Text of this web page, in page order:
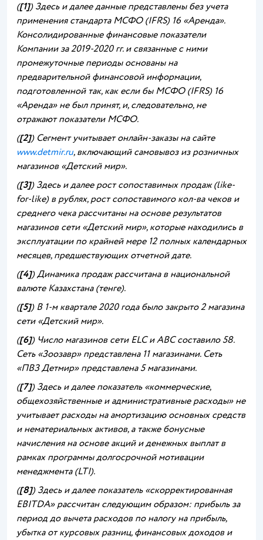
([1]) Здесь и далее данные представлены без учета
применения стандарта МСФО (IFRS) 16 «Аренда».
Консолидированные финансовые показатели
Компании за 2019-2020 гг. и связанные с ними
промежуточные периоды основаны на
предварительной финансовой информации,
подготовленной так, как если бы МСФО (IFRS) 16
«Аренда» не был принят, и, следовательно, не
отражают показатели МСФО.
([2]) Сегмент учитывает онлайн-заказы на сайте
www.detmir.ru, включающий самовывоз из розничных
магазинов «Детский мир».
([3]) Здесь и далее рост сопоставимых продаж (like-
for-like) в рублях, рост сопоставимого кол-ва чеков и
среднего чека рассчитаны на основе результатов
магазинов сети «Детский мир», которые находились в
эксплуатации по крайней мере 12 полных календарных
месяцев, предшествующих отчетной дате.
([4]) Динамика продаж рассчитана в национальной
валюте Казахстана (тенге).
([5]) В 1-м квартале 2020 года было закрыто 2 магазина
сети «Детский мир».
([6]) Число магазинов сети ELC иABCсоставило 58.
Сеть «Зоозавр» представлена 11 магазинами. Сеть
«ПВЗ Детмир» представлена 5 магазинами.
([7]) Здесь и далее показатель «коммерческие,
общехозяйственные и административные расходы» не
учитывает расходы на амортизацию основных средств
и нематериальных активов, а также бонусные
начисления на основе акций и денежных выплат в
рамках программы долгосрочной мотивации
менеджмента (LTI).
([8]) Здесь и далее показатель «скорректированная
EBITDA» рассчитан следующим образом: прибыль за
период до вычета расходов по налогу на прибыль,
убытка от курсовых разниц, финансовых доходов и